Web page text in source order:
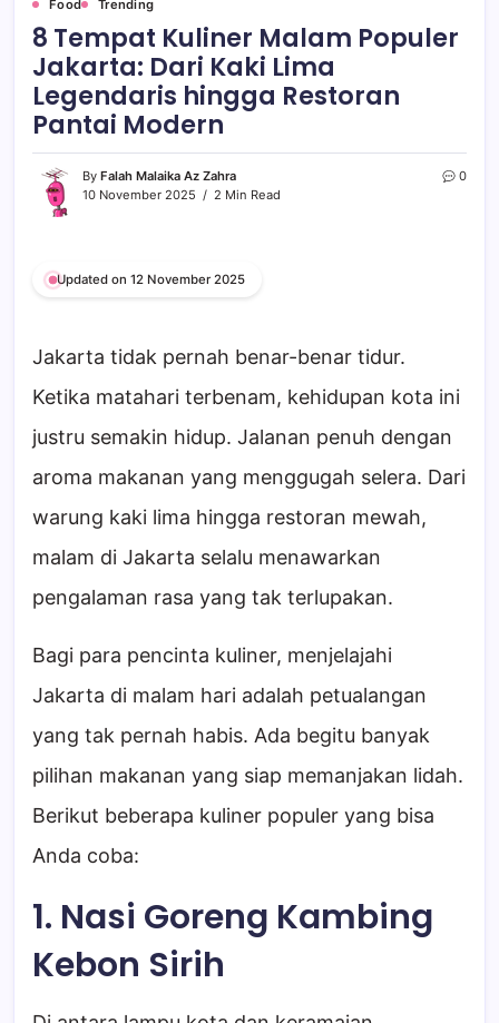
Food Trending
8 Tempat Kuliner Malam Populer
Jakarta: Dari Kaki Lima
Legendaris hingga Restoran
Pantai Modern
By Falah Malaika Az Zahra
10 November 2025
2 Min Read
0
Updated on 12 November 2025
Jakarta tidak pernah benar-benar tidur.
Ketika matahari terbenam, kehidupan kota ini
justru semakin hidup. Jalanan penuh dengan
aroma makanan yang menggugah selera. Dari
warung kaki lima hingga restoran mewah,
malam di Jakarta selalu menawarkan
pengalaman rasa yang tak terlupakan.
Bagi para pencinta kuliner, menjelajahi
Jakarta di malam hari adalah petualangan
yang tak pernah habis. Ada begitu banyak
pilihan makanan yang siap memanjakan lidah.
Berikut beberapa kuliner populer yang bisa
Anda coba:
1. Nasi Goreng Kambing
Kebon Sirih